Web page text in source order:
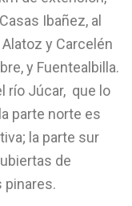
Ibañez, al
y Carcelén
y Fuentealbilla.
río Júcar, que lo
parte norte es
la parte sur
de
pinares.